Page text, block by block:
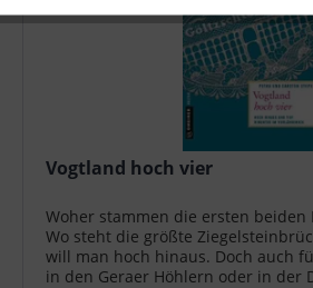
Vogtland hoch vier
Woher stammen die ersten beiden
Wo steht die größte
will man hoch hinaus. Doch auch
in den Geraer Höhlern oder in der